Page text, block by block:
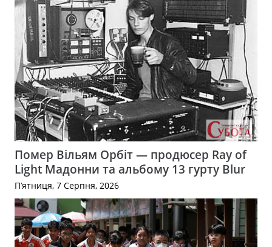
Помер Вільям Орбіт — продюсер Ray of
Light Мадонни та альбому 13 гурту Blur
П’ятниця, 7 Серпня, 2026